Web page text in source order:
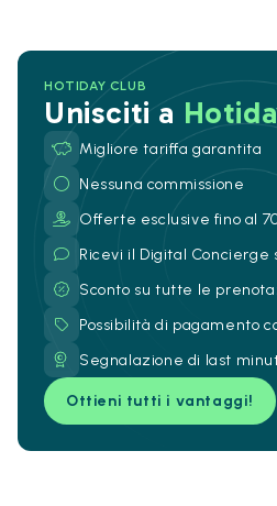
HOTIDAY CLUB
Unisciti a
Migliore tariffa garantita
Nessuna commissione
Offerte esclusive fino al
Ricevi il Digital Concierge
Sconto su tutte le
Possibilità di pagamento
Segnalazione di last
Ottieni tutti i vantaggi!